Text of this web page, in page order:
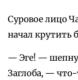
Суровое лицо
начал крутить
— Эге! —
Заглоба, — что-